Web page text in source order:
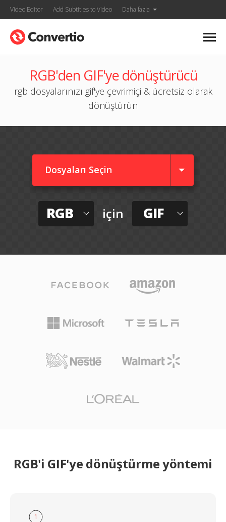
Video Editor Add Subtitles to Video Daha fazla
RGB'den GIF'ye dönüştürücü
rgb dosyalarınızı gif'ye çevrimiçi & ücretsiz olarak
dönüştürün
Dosyaları Seçin
RGB için GIF
RGB'i GIF'ye dönüştürme yöntemi
1